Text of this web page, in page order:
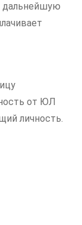
дальнейшую
от ЮЛ
личность.